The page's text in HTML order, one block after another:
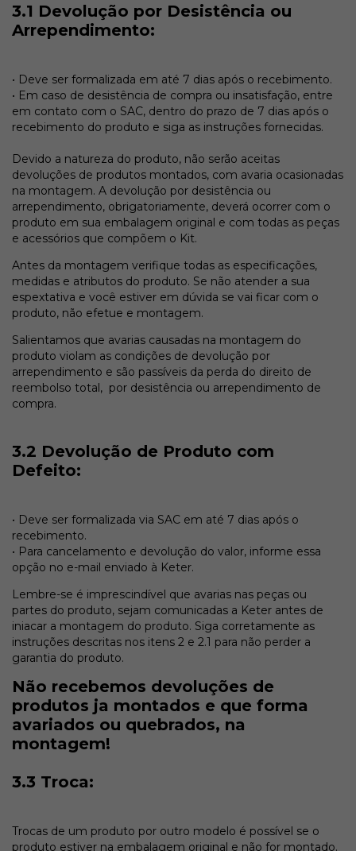
3.1 Devolução por Desistência ou
Arrependimento:
• Deve ser formalizada em até 7 dias após o recebimento.
• Em caso de desistência de compra ou insatisfação, entre
em contato com o SAC, dentro do prazo de 7 dias após o
recebimento do produto e siga as instruções fornecidas.
Devido a natureza do produto, não serão aceitas
devoluções de produtos montados, com avaria ocasionadas
na montagem. A devolução por desistência ou
arrependimento, obrigatoriamente, deverá ocorrer com o
produto em sua embalagem original e com todas as peças
e acessórios que compõem o Kit.
Antes da montagem verifique todas as especificações,
medidas e atributos do produto. Se não atender a sua
espextativa e você estiver em dúvida se vai ficar com o
produto, não efetue e montagem.
Salientamos que avarias causadas na montagem do
produto violam as condições de devolução por
arrependimento e são passíveis da perda do direito de
reembolso total, por desistência ou arrependimento de
compra.
3.2 Devolução de Produto com
Defeito:
• Deve ser formalizada via SAC em até 7 dias após o
recebimento.
• Para cancelamento e devolução do valor, informe essa
opção no e-mail enviado à Keter.
Lembre-se é imprescindível que avarias nas peças ou
partes do produto, sejam comunicadas a Keter antes de
iniacar a montagem do produto. Siga corretamente as
instruções descritas nos itens 2 e 2.1 para não perder a
garantia do produto.
Não recebemos devoluções de
produtos ja montados e que forma
avariados ou quebrados, na
montagem!
3.3 Troca:
Trocas de um produto por outro modelo é possível se o
produto estiver na embalagem original e não for montado.